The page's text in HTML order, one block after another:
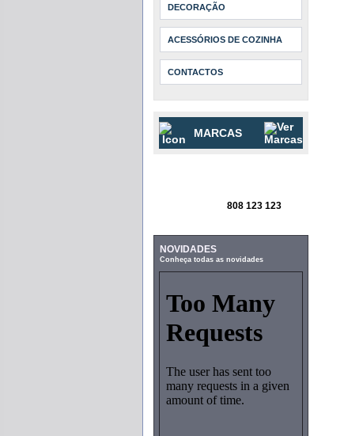
DECORAÇÃO
ACESSÓRIOS DE COZINHA
CONTACTOS
MARCAS
808 123 123
NOVIDADES
Conheça todas as novidades